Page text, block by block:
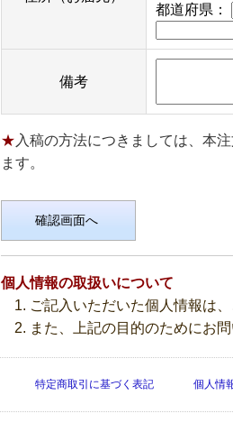
都道府県：
備考
入稿の方法につきましては、本
ます。
個人情報の取扱いについて
ご記入いただいた個人情報は
また、上記の目的のためにお
特定商取引に基づく表記 個人情